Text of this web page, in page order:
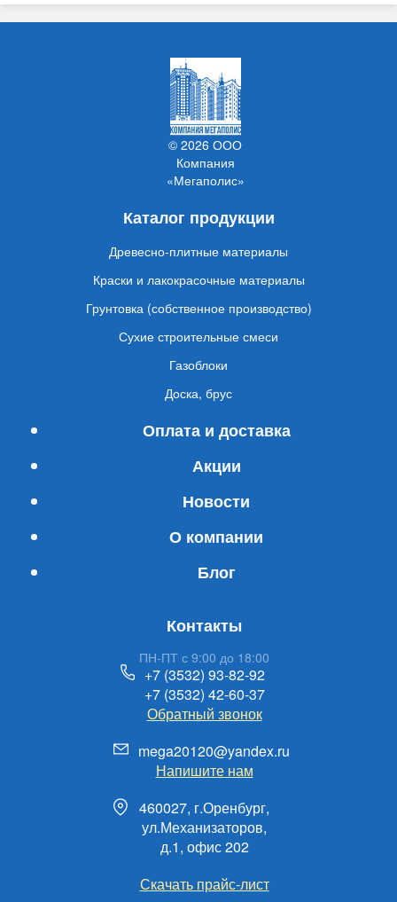
© 2026 ООО
Компания
«Мегаполис»
Каталог продукции
Древесно-плитные материалы
Краски и лакокрасочные материалы
Грунтовка (собственное производство)
Сухие строительные смеси
Газоблоки
Доска, брус
Оплата и доставка
Акции
Новости
О компании
Блог
Контакты
ПН-ПТ с 9:00 до 18:00
+7 (3532) 93-82-92
+7 (3532) 42-60-37
Обратный звонок
mega20120@yandex.ru
Напишите нам
460027, г.Оренбург,
ул.Механизаторов,
д.1, офис 202
Скачать прайс-лист